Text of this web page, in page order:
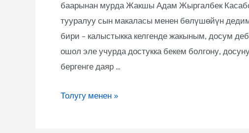
баарынан мурда Жакшы Адам Жыргалбек
тууралуу сын макаласы менен бөлүшөйүн
бири – калыстыкка келгенде жакыным, досум
ошол эле учурда достукка бекем болгону,
бергенге даяр …
Толугу менен »